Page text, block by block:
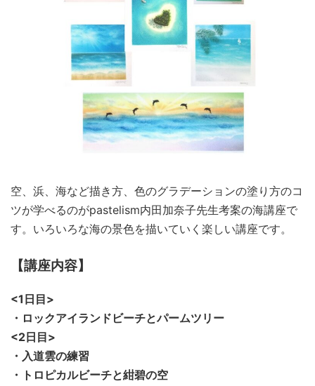
空、浜、海など描き方、色のグラデーションの塗り方のコ
ツが学べるのがpastelism内田加奈子先生考案の海講座で
す。いろいろな海の景色を描いていく楽しい講座です。
【講座内容】
<1日目>
・ロックアイランドビーチとパームツリー
<2日目>
・入道雲の練習
・トロピカルビーチと紺碧の空